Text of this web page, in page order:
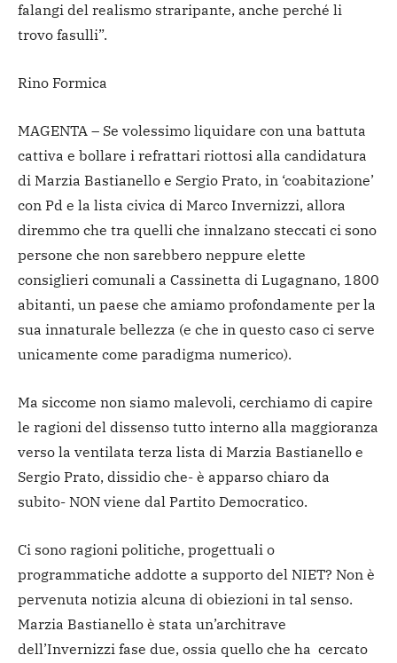
falangi del realismo straripante, anche perché li
trovo fasulli”.
Rino Formica
MAGENTA – Se volessimo liquidare con una battuta
cattiva e bollare i refrattari riottosi alla candidatura
di Marzia Bastianello e Sergio Prato, in ‘coabitazione’
con Pd e la lista civica di Marco Invernizzi, allora
diremmo che tra quelli che innalzano steccati ci sono
persone che non sarebbero neppure elette
consiglieri comunali a Cassinetta di Lugagnano, 1800
abitanti, un paese che amiamo profondamente per la
sua innaturale bellezza (e che in questo caso ci serve
unicamente come paradigma numerico).
Ma siccome non siamo malevoli, cerchiamo di capire
le ragioni del dissenso tutto interno alla maggioranza
verso la ventilata terza lista di Marzia Bastianello e
Sergio Prato, dissidio che- è apparso chiaro da
subito- NON viene dal Partito Democratico.
Ci sono ragioni politiche, progettuali o
programmatiche addotte a supporto del NIET? Non è
pervenuta notizia alcuna di obiezioni in tal senso.
Marzia Bastianello è stata un’architrave
dell’Invernizzi fase due, ossia quello che ha cercato